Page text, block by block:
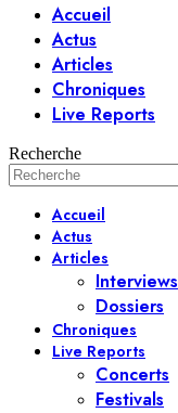
Accueil
Actus
Articles
Chroniques
Live Reports
Recherche
Accueil
Actus
Articles
Interviews
Dossiers
Chroniques
Live Reports
Concerts
Festivals